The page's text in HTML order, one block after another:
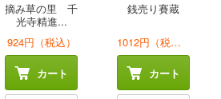
摘み草の里 千
光寺精進...
924円（税込）
カート
銭売り賽蔵
1012円（税込）
カート